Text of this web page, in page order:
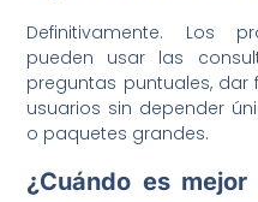
Definitivamente. Los
pueden usar las
preguntas puntuales,
usuarios sin depender
o paquetes grandes.
¿Cuándo es